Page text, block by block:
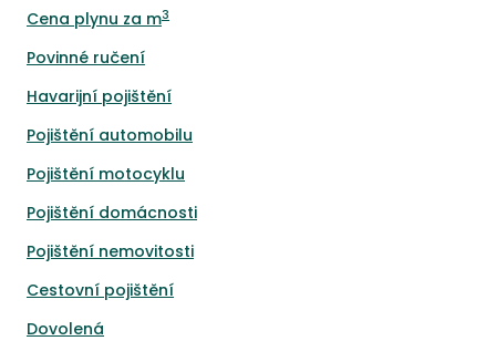
Cena plynu za m3
Povinné ručení
Havarijní pojištění
Pojištění automobilu
Pojištění motocyklu
Pojištění domácnosti
Pojištění nemovitosti
Cestovní pojištění
Dovolená